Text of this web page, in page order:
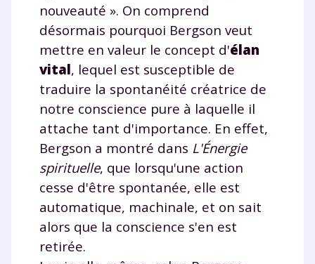
nouveauté ». On comprend
désormais pourquoi Bergson veut
mettre en valeur le concept d'élan
vital, lequel est susceptible de
traduire la spontanéité créatrice de
notre conscience pure à laquelle il
attache tant d'importance. En effet,
Bergson a montré dans L'Énergie
spirituelle, que lorsqu'une action
cesse d'être spontanée, elle est
automatique, machinale, et on sait
alors que la conscience s'en est
retirée.